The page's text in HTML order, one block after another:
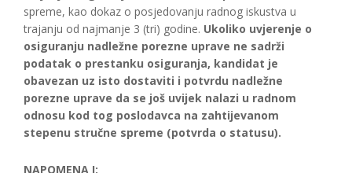
spreme, kao dokaz o posjedovanju radnog iskustva u
trajanju od najmanje 3 (tri) godine. Ukoliko uvjerenje o
osiguranju nadležne porezne uprave ne sadrži
podatak o prestanku osiguranja, kandidat je
obavezan uz isto dostaviti i potvrdu nadležne
porezne uprave da se još uvijek nalazi u radnom
odnosu kod tog poslodavca na zahtijevanom
stepenu stručne spreme (potvrda o statusu).
NAPOMENA I: